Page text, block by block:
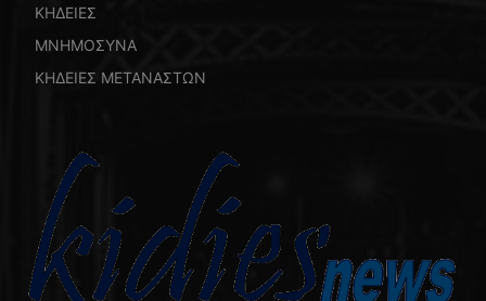
ΚΗΔΕΙΕΣ
ΜΝΗΜΟΣΥΝΑ
ΚΗΔΕΙΕΣ ΜΕΤΑΝΑΣΤΩΝ